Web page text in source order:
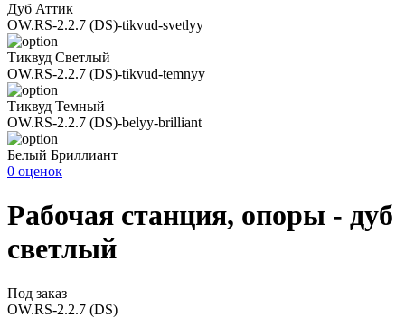
Дуб Аттик
OW.RS-2.2.7 (DS)-tikvud-svetlyy
Тиквуд Светлый
OW.RS-2.2.7 (DS)-tikvud-temnyy
Тиквуд Темный
OW.RS-2.2.7 (DS)-belyy-brilliant
Белый Бриллиант
0 оценок
Рабочая станция, опоры - дуб
светлый
Под заказ
OW.RS-2.2.7 (DS)